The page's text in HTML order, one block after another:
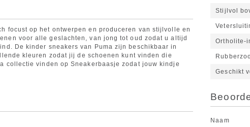
focust op het ontwerpen en produceren van stijlvolle en
voor alle geslachten, van jong tot oud zodat u altijd
De kinder sneakers van Puma zijn beschikbaar in
kleuren zodat jij de schoenen kunt vinden die
collectie vinden op Sneakerbaasje zodat jouw kindje
Stijlvol
Ortholite-
Geschikt
Naam